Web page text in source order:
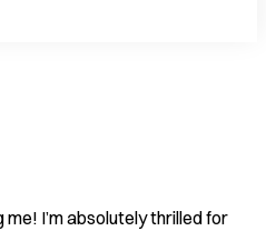
I’m absolutely thrilled for